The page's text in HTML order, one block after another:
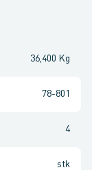
36,400 Kg
78-801
4
stk